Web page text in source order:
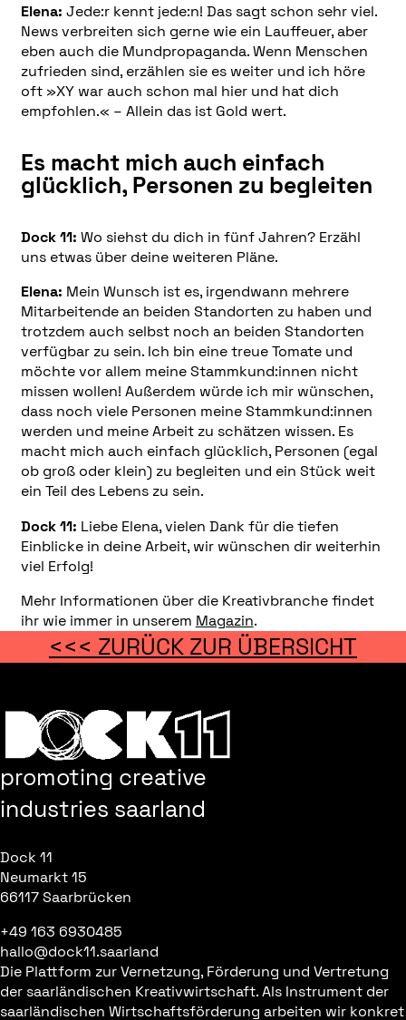
Elena: Jede:r kennt jede:n! Das sagt schon sehr viel.
News verbreiten sich gerne wie ein Lauffeuer, aber
eben auch die Mundpropaganda. Wenn Menschen
zufrieden sind, erzählen sie es weiter und ich höre
oft »XY war auch schon mal hier und hat dich
empfohlen.« – Allein das ist Gold wert.
Es macht mich auch einfach
glücklich, Personen zu begleiten
Dock 11: Wo siehst du dich in fünf Jahren? Erzähl
uns etwas über deine weiteren Pläne.
Elena: Mein Wunsch ist es, irgendwann mehrere
Mitarbeitende an beiden Standorten zu haben und
trotzdem auch selbst noch an beiden Standorten
verfügbar zu sein. Ich bin eine treue Tomate und
möchte vor allem meine Stammkund:innen nicht
missen wollen! Außerdem würde ich mir wünschen,
dass noch viele Personen meine Stammkund:innen
werden und meine Arbeit zu schätzen wissen. Es
macht mich auch einfach glücklich, Personen (egal
ob groß oder klein) zu begleiten und ein Stück weit
ein Teil des Lebens zu sein.
Dock 11: Liebe Elena, vielen Dank für die tiefen
Einblicke in deine Arbeit, wir wünschen dir weiterhin
viel Erfolg!
Mehr Informationen über die Kreativbranche findet
ihr wie immer in unserem Magazin.
<<< ZURÜCK ZUR ÜBERSICHT
promoting creative
industries saarland
Dock 11
Neumarkt 15
66117 Saarbrücken
+49 163 6930485
hallo@dock11.saarland
Die Plattform zur Vernetzung, Förderung und Vertretung
der saarländischen Kreativwirtschaft. Als Instrument der
saarländischen Wirtschaftsförderung arbeiten wir konkret